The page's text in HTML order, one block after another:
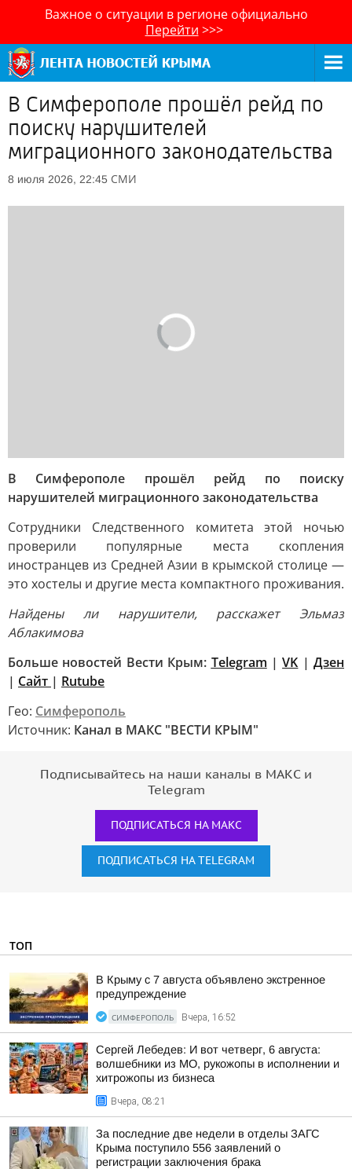
Важное о ситуации в регионе официально
Перейти >>>
В Симферополе прошёл рейд по
поиску нарушителей
миграционного законодательства
8 июля 2026, 22:45 СМИ
В Симферополе прошёл рейд по поиску
нарушителей миграционного законодательства
Сотрудники Следственного комитета этой ночью
проверили популярные места скопления
иностранцев из Средней Азии в крымской столице —
это хостелы и другие места компактного проживания.
Найдены ли нарушители, расскажет Эльмаз
Аблакимова
Больше новостей Вести Крым: Telegram |VK | Дзен
| Сайт | Rutube
Гео: Симферополь
Источник: Канал в МАКС "ВЕСТИ КРЫМ"
Подписывайтесь на наши каналы в МАКС и
Telegram
ПОДПИСАТЬСЯ НА МАКС
ПОДПИСАТЬСЯ НА TELEGRAM
ТОП
В Крыму с 7 августа объявлено экстренное
предупреждение
СИМФЕРОПОЛЬ Вчера, 16:52
Сергей Лебедев: И вот четверг, 6 августа:
волшебники из МО, рукожопы в исполнении и
хитрожопы из бизнеса
Вчера, 08:21
За последние две недели в отделы ЗАГС
Крыма поступило 556 заявлений о
регистрации заключения брака